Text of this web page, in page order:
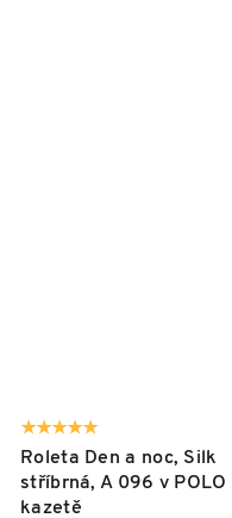
Roleta Den a noc, Silk
stříbrná, A 096 v POLO
kazetě